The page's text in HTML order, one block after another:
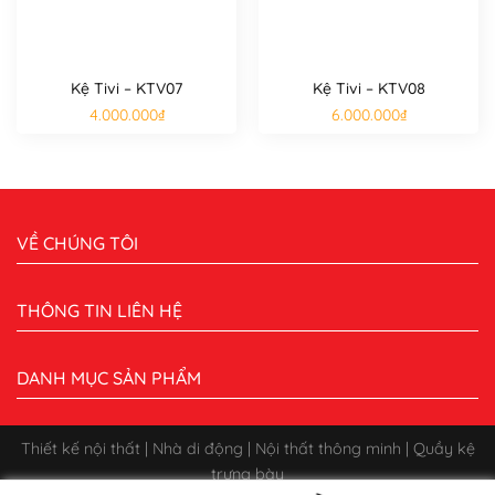
Kệ Tivi – KTV07
4.000.000₫
Kệ Tivi – KTV08
6.000.000₫
VỀ CHÚNG TÔI
THÔNG TIN LIÊN HỆ
DANH MỤC SẢN PHẨM
Thiết kế nội thất | Nhà di động | Nội thất thông minh | Quầy kệ
trưng bày